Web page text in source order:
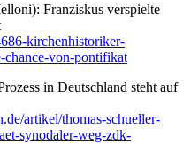
Franziskus verspielte
kirchenhistoriker-
chance-von-pontifikat
in Deutschland steht auf
artikel/thomas-schueller-
synodaler-weg-zdk-